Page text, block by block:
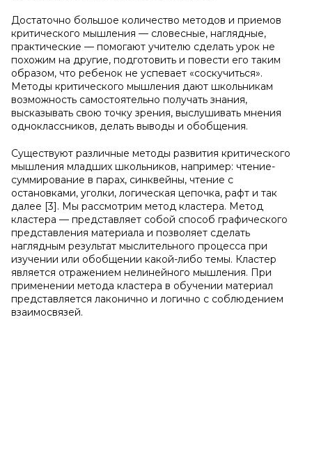
Достаточно большое количество методов и приемов
критического мышления — словесные, наглядные,
практические — помогают учителю сделать урок не
похожим на другие, подготовить и повести его таким
образом, что ребенок не успевает «соскучиться».
Методы критического мышления дают школьникам
возможность самостоятельно получать знания,
высказывать свою точку зрения, выслушивать мнения
одноклассников, делать выводы и обобщения.
Существуют различные методы развития критического
мышления младших школьников, например: чтение-
суммирование в парах, синквейны, чтение с
остановками, уголки, логическая цепочка, рафт и так
далее [3]. Мы рассмотрим метод кластера. Метод
кластера — представляет собой способ графического
представления материала и позволяет сделать
наглядным результат мыслительного процесса при
изучении или обобщении какой-либо темы. Кластер
является отражением нелинейного мышления. При
применении метода кластера в обучении материал
представляется лаконично и логично с соблюдением
взаимосвязей.